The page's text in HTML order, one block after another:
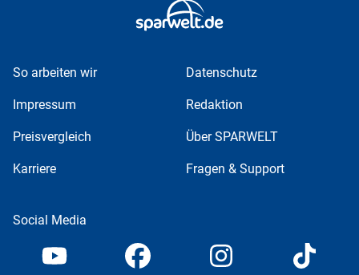
So arbeiten wir Datenschutz
Impressum Redaktion
Preisvergleich Über SPARWELT
Karriere Fragen & Support
Social Media